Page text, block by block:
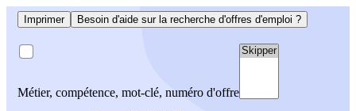
Imprimer Besoin d'aide sur la recherche d'offres d'emploi ?
Métier, compétence, mot-clé, numéro d'offre